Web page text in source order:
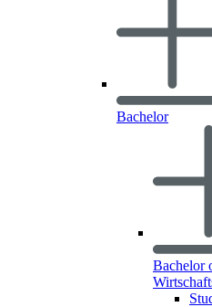
Bachelor
Bachelor